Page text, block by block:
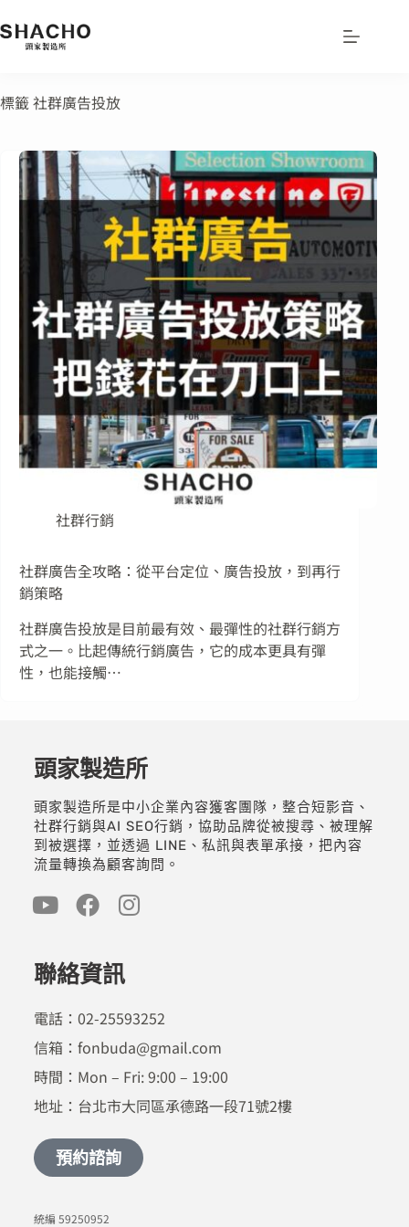
標籤社群廣告投放
社群行銷
社群廣告全攻略：從平台定位、廣告投放，到再行
銷策略
社群廣告投放是目前最有效、最彈性的社群行銷方
式之一。比起傳統行銷廣告，它的成本更具有彈
性，也能接觸…
頭家製造所
頭家製造所是中小企業內容獲客團隊，整合短影音、
社群行銷與AI SEO行銷，協助品牌從被搜尋、被理解
到被選擇，並透過 LINE、私訊與表單承接，把內容
流量轉換為顧客詢問。
聯絡資訊
電話：02-25593252
信箱：fonbuda@gmail.com
時間：Mon – Fri: 9:00 – 19:00
地址：台北市大同區承德路一段71號2樓
預約諮詢
統編 59250952